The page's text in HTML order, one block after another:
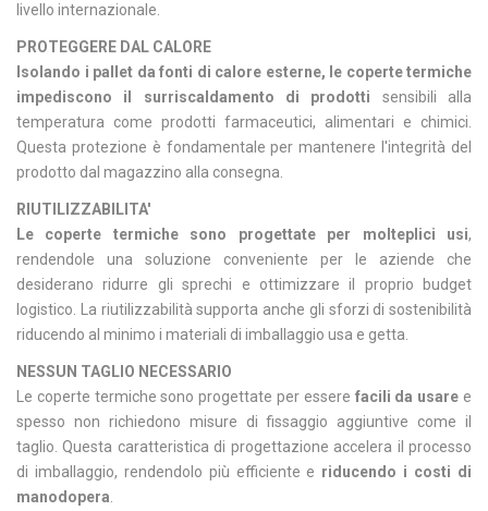
livello internazionale.
PROTEGGERE DAL CALORE
Isolando i pallet da fonti di calore esterne, le coperte termiche
impediscono il surriscaldamento di prodotti sensibili alla
temperatura come prodotti farmaceutici, alimentari e chimici.
Questa protezione è fondamentale per mantenere l'integrità del
prodotto dal magazzino alla consegna.
RIUTILIZZABILITA'
Le coperte termiche sono progettate per molteplici usi,
rendendole una soluzione conveniente per le aziende che
desiderano ridurre gli sprechi e ottimizzare il proprio budget
logistico. La riutilizzabilità supporta anche gli sforzi di sostenibilità
riducendo al minimo i materiali di imballaggio usa e getta.
NESSUN TAGLIO NECESSARIO
Le coperte termiche sono progettate per essere facili da usare e
spesso non richiedono misure di fissaggio aggiuntive come il
taglio. Questa caratteristica di progettazione accelera il processo
di imballaggio, rendendolo più efficiente e riducendo i costi di
manodopera.